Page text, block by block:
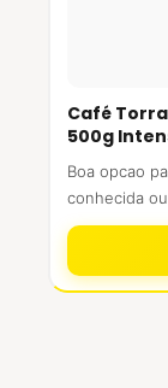
Café
500g
Boa opcao
conhecida